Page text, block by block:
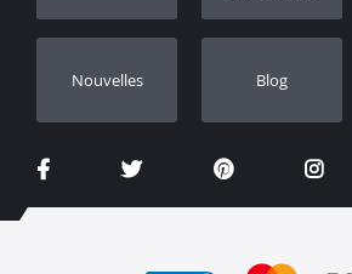
Nouvelles Blog